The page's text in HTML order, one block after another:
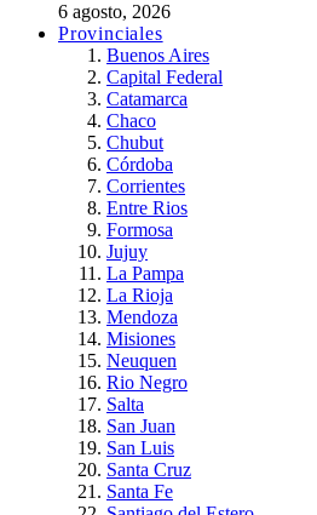
6 agosto, 2026
Provinciales
Buenos Aires
Capital Federal
Catamarca
Chaco
Chubut
Córdoba
Corrientes
Entre Rios
Formosa
Jujuy
La Pampa
La Rioja
Mendoza
Misiones
Neuquen
Rio Negro
Salta
San Juan
San Luis
Santa Cruz
Santa Fe